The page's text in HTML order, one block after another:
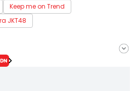
Keep me on Trend
JKT48